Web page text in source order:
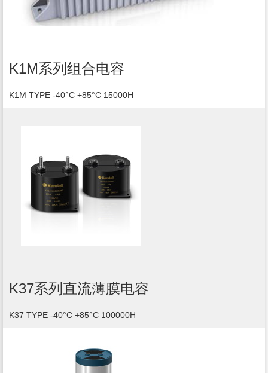
K1M系列组合电容
K1M TYPE ‐40°C +85°C 15000H
K37系列直流薄膜电容
K37 TYPE -40°C +85°C 100000H